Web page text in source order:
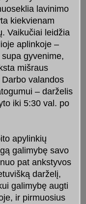
lavinimo
kiekvienam
Vaikučiai leidžia
aplinkoje –
gyvenime,
mišraus
valandos
– darželis
iki 5:30 val. po
apylinkių
galimybę savo
pat ankstyvos
darželį,
galimybę augti
ir pirmuosius